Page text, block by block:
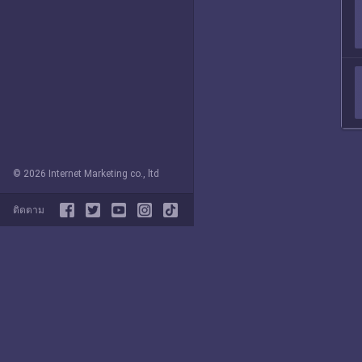
© 2026 Internet Marketing co., ltd
ติดตาม